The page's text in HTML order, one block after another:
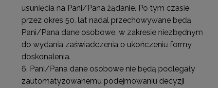
usunięcia na Pani/Pana żądanie. Po tym czasie
przez okres 50. lat nadal przechowywane będą
Pani/Pana dane osobowe, w zakresie niezbędnym
do wydania zaświadczenia o ukończeniu formy
doskonalenia.
Pani/Pana dane osobowe nie będą podlegały
zautomatyzowanemu podejmowaniu decyzji